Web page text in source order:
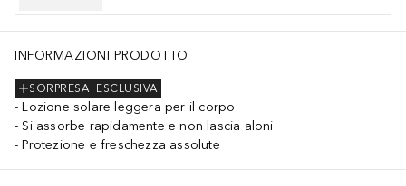
INFORMAZIONI PRODOTTO
ESCLUSIVA
SORPRESA
Lozione solare leggera per il corpo
Si assorbe rapidamente e non lascia aloni
Protezione e freschezza assolute